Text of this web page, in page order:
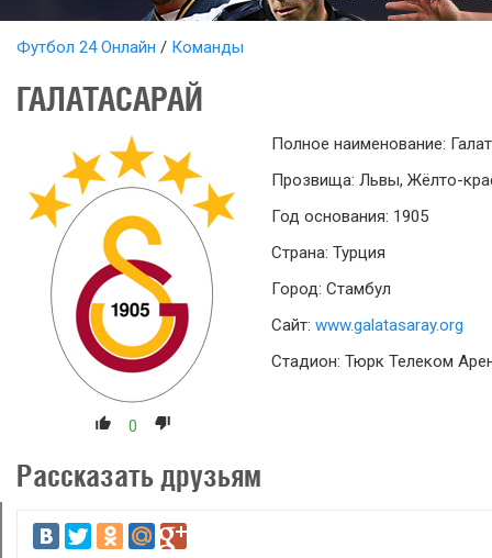
Футбол 24 Онлайн Команды
ГАЛАТАСАРАЙ
0
Полное наименование:
Прозвища: Львы, Жёлто-
Год основания: 1905
Страна: Турция
Город: Стамбул
Сайт: www.galatasaray.org
Стадион: Тюрк Телеком
Рассказать друзьям